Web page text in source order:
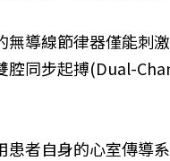
導線節律器僅能刺
腔同步起搏(Dual-
者自身的心室傳導